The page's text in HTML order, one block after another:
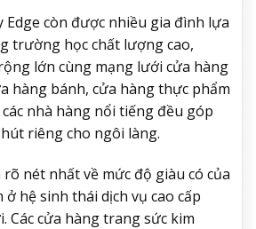
Edge còn được nhiều gia đình lựa
trường học chất lượng cao,
lớn cùng mạng lưới cửa hàng
hàng bánh, cửa hàng thực phẩm
nhà hàng nổi tiếng đều góp
riêng cho ngôi làng.
nét nhất về mức độ giàu có của
ở hệ sinh thái dịch vụ cao cấp
Các cửa hàng trang sức kim